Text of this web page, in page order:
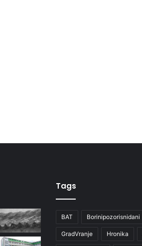
Tags
BAT Borinipozorisnidani
GradVranje Hronika